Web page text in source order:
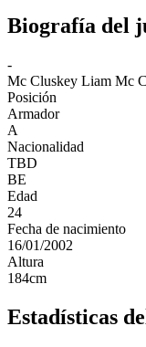
Biografía del
-
Mc Cluskey Liam Mc
Posición
Armador
A
Nacionalidad
TBD
BE
Edad
24
Fecha de nacimiento
16/01/2002
Altura
184cm
Estadísticas